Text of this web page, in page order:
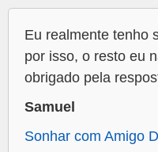
Eu realmente tenho
por isso, o resto eu
obrigado pela
Samuel
Sonhar com Amigo